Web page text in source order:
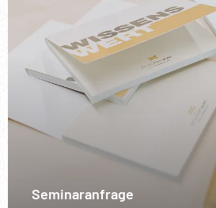
Seminaranfrage